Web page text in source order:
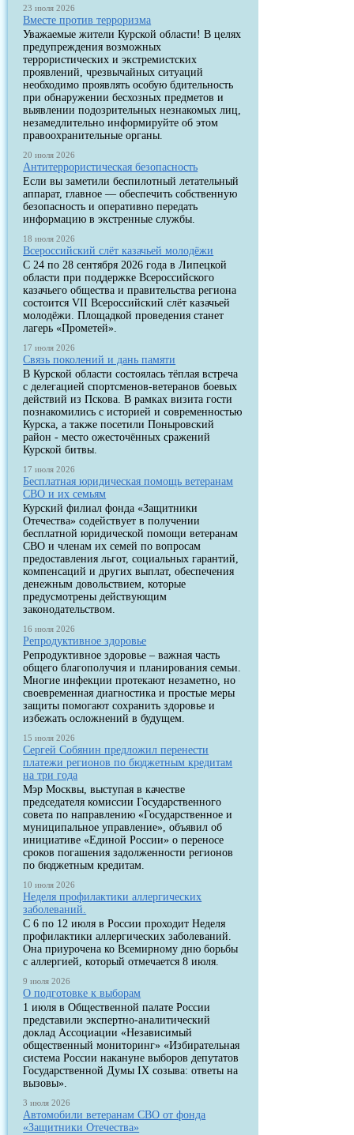
23 июля 2026
Вместе против терроризма
Уважаемые жители Курской области! В целях
предупреждения возможных
террористических и экстремистских
проявлений, чрезвычайных ситуаций
необходимо проявлять особую бдительность
при обнаружении бесхозных предметов и
выявлении подозрительных незнакомых лиц,
незамедлительно информируйте об этом
правоохранительные органы.
20 июля 2026
Антитеррористическая безопасность
Если вы заметили беспилотный летательный
аппарат, главное — обеспечить собственную
безопасность и оперативно передать
информацию в экстренные службы.
18 июля 2026
Всероссийский слёт казачьей молодёжи
С 24 по 28 сентября 2026 года в Липецкой
области при поддержке Всероссийского
казачьего общества и правительства региона
состоится VII Всероссийский слёт казачьей
молодёжи. Площадкой проведения станет
лагерь «Прометей».
17 июля 2026
Связь поколений и дань памяти
В Курской области состоялась тёплая встреча
с делегацией спортсменов-ветеранов боевых
действий из Пскова. В рамках визита гости
познакомились с историей и современностью
Курска, а также посетили Поныровский
район - место ожесточённых сражений
Курской битвы.
17 июля 2026
Бесплатная юридическая помощь ветеранам
СВО и их семьям
Курский филиал фонда «Защитники
Отечества» содействует в получении
бесплатной юридической помощи ветеранам
СВО и членам их семей по вопросам
предоставления льгот, социальных гарантий,
компенсаций и других выплат, обеспечения
денежным довольствием, которые
предусмотрены действующим
законодательством.
16 июля 2026
Репродуктивное здоровье
Репродуктивное здоровье – важная часть
общего благополучия и планирования семьи.
Многие инфекции протекают незаметно, но
своевременная диагностика и простые меры
защиты помогают сохранить здоровье и
избежать осложнений в будущем.
15 июля 2026
Сергей Собянин предложил перенести
платежи регионов по бюджетным кредитам
на три года
Мэр Москвы, выступая в качестве
председателя комиссии Государственного
совета по направлению «Государственное и
муниципальное управление», объявил об
инициативе «Единой России» о переносе
сроков погашения задолженности регионов
по бюджетным кредитам.
10 июля 2026
Неделя профилактики аллергических
заболеваний.
С 6 по 12 июля в России проходит Неделя
профилактики аллергических заболеваний.
Она приурочена ко Всемирному дню борьбы
с аллергией, который отмечается 8 июля.
9 июля 2026
О подготовке к выборам
1 июля в Общественной палате России
представили экспертно-аналитический
доклад Ассоциации «Независимый
общественный мониторинг» «Избирательная
система России накануне выборов депутатов
Государственной Думы IX созыва: ответы на
вызовы».
3 июля 2026
Автомобили ветеранам СВО от фонда
«Защитники Отечества»